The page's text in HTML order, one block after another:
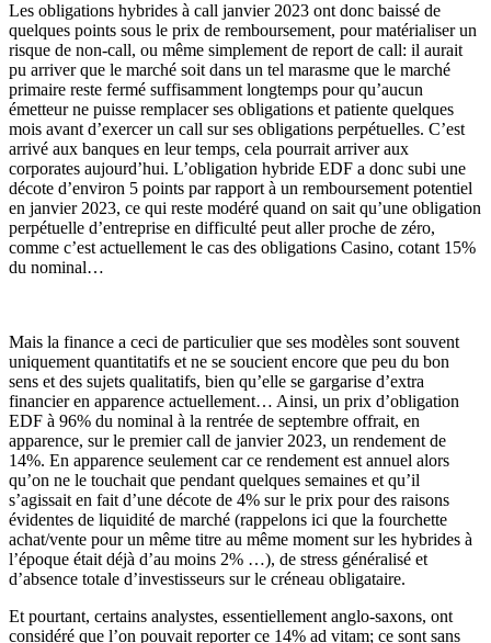
Les obligations hybrides à call janvier 2023 ont donc baissé de
quelques points sous le prix de remboursement, pour matérialiser un
risque de non-call, ou même simplement de report de call: il aurait
pu arriver que le marché soit dans un tel marasme que le marché
primaire reste fermé suffisamment longtemps pour qu’aucun
émetteur ne puisse remplacer ses obligations et patiente quelques
mois avant d’exercer un call sur ses obligations perpétuelles. C’est
arrivé aux banques en leur temps, cela pourrait arriver aux
corporates aujourd’hui. L’obligation hybride EDF a donc subi une
décote d’environ 5 points par rapport à un remboursement potentiel
en janvier 2023, ce qui reste modéré quand on sait qu’une obligation
perpétuelle d’entreprise en difficulté peut aller proche de zéro,
comme c’est actuellement le cas des obligations Casino, cotant 15%
du nominal…
Mais la finance a ceci de particulier que ses modèles sont souvent
uniquement quantitatifs et ne se soucient encore que peu du bon
sens et des sujets qualitatifs, bien qu’elle se gargarise d’extra
financier en apparence actuellement… Ainsi, un prix d’obligation
EDF à 96% du nominal à la rentrée de septembre offrait, en
apparence, sur le premier call de janvier 2023, un rendement de
14%. En apparence seulement car ce rendement est annuel alors
qu’on ne le touchait que pendant quelques semaines et qu’il
s’agissait en fait d’une décote de 4% sur le prix pour des raisons
évidentes de liquidité de marché (rappelons ici que la fourchette
achat/vente pour un même titre au même moment sur les hybrides à
l’époque était déjà d’au moins 2% …), de stress généralisé et
d’absence totale d’investisseurs sur le créneau obligataire.
Et pourtant, certains analystes, essentiellement anglo-saxons, ont
considéré que l’on pouvait reporter ce 14% ad vitam; ce sont sans